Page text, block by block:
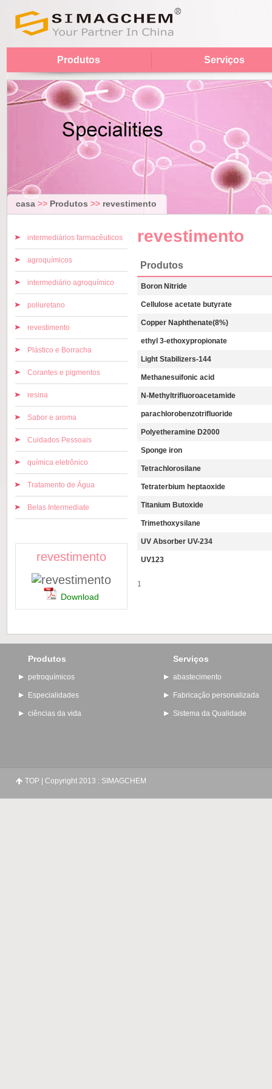
Produtos Serviços
casa>> Produtos >> revestimento
intermediários farmacêuticos
agroquímicos
intermediário agroquímico
poliuretano
revestimento
Plástico e Borracha
Corantes e pigmentos
resina
Sabor e aroma
Cuidados Pessoais
química eletrônico
Tratamento de Água
Belas Intermediate
revestimento
Download
revestimento
Produtos
Boron Nitride
Cellulose acetate butyrate
Copper Naphthenate(8%)
ethyl 3-ethoxypropionate
Light Stabilizers-144
Methanesuifonic acid
N-Methyltrifluoroacetamide
parachlorobenzotrifluoride
Polyetheramine D2000
Sponge iron
Tetrachlorosilane
Tetraterbium heptaoxide
Titanium Butoxide
Trimethoxysilane
UV Absorber UV-234
UV123
1
Produtos
petroquímicos
Especialidades
ciências da vida
Serviços
abastecimento
Fabricação personalizada
Sistema da Qualidade
TOP| Copyright 2013 : SIMAGCHEM